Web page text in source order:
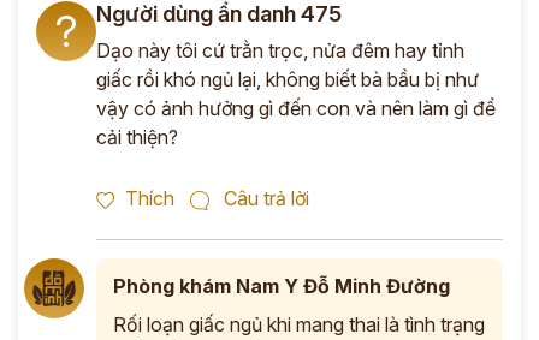
? Người dùng ẩn danh 475
Dạo này tôi cứ trằn trọc, nửa đêm hay tỉnh
giấc rồi khó ngủ lại, không biết bà bầu bị như
vậy có ảnh hưởng gì đến con và nên làm gì để
cải thiện?
Thích Câu trả lời
Phòng khám Nam Y Đỗ Minh Đường
Rối loạn giấc ngủ khi mang thai là tình trạng